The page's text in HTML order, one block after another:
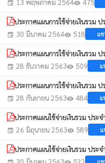
event visibility
ประกาศแผนการใช้จ่ายเงินรวม
event 30 มีนาคม 2564visibility 518 แ
ประกาศแผนการใช้จ่ายเงินรวม
event 28 ธันวาคม 2563visibility 509 แ
ประกาศแผนการใช้จ่ายเงินรวม
event 28 กันยายน 2563visibility 484 แ
ประกาศแผนใช้จ่ายเงินรวม ปร
event 26 มิถุนายน 2563visibility 589 แ
ประกาศแผนใช้จ่ายเงินรวม ปร